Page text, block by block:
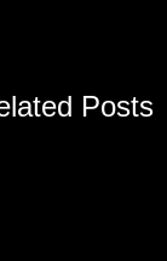
Posts